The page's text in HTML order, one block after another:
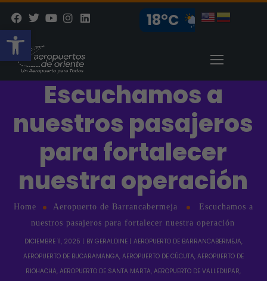
Abrir barra de herramientas
18°C
Escuchamos a
nuestros pasajeros
para fortalecer
nuestra operación
Home Aeropuerto de Barrancabermeja
Escuchamos a
nuestros pasajeros para fortalecer nuestra operación
DICIEMBRE 11, 2025 BY GERALDINE AEROPUERTO DE BARRANCABERMEJA,
AEROPUERTO DE BUCARAMANGA, AEROPUERTO DE CÚCUTA, AEROPUERTO DE
RIOHACHA, AEROPUERTO DE SANTA MARTA, AEROPUERTO DE VALLEDUPAR,